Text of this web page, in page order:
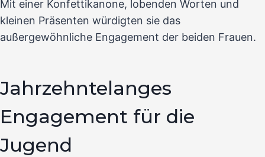
Mit einer Konfettikanone, lobenden Worten und
kleinen Präsenten würdigten sie das
außergewöhnliche Engagement der beiden Frauen.
Jahrzehntelanges
Engagement für die
Jugend